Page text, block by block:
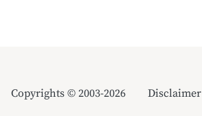
Copyrights © 2003-2026
Disclaimer